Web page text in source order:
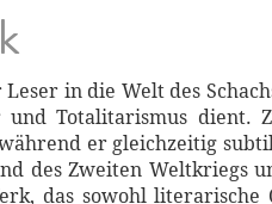
in die Welt des
Totalitarismus dient.
er gleichzeitig
des Zweiten Weltkriegs
das sowohl literarische